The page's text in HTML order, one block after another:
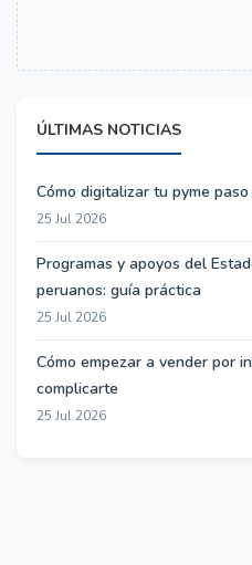
ÚLTIMAS NOTICIAS
Cómo digitalizar tu pyme
25 Jul 2026
Programas y apoyos del
peruanos: guía práctica
25 Jul 2026
Cómo empezar a vender por
complicarte
25 Jul 2026